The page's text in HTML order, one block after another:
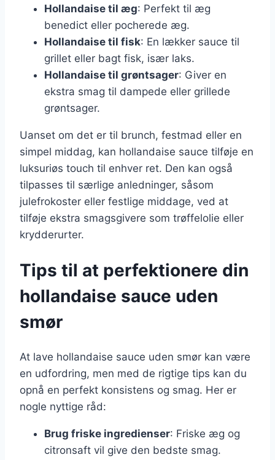
Hollandaise til æg: Perfekt til æg
benedict eller pocherede æg.
Hollandaise til fisk: En lækker sauce til
grillet eller bagt fisk, især laks.
Hollandaise til grøntsager: Giver en
ekstra smag til dampede eller grillede
grøntsager.
Uanset om det er til brunch, festmad eller en
simpel middag, kan hollandaise sauce tilføje en
luksuriøs touch til enhver ret. Den kan også
tilpasses til særlige anledninger, såsom
julefrokoster eller festlige middage, ved at
tilføje ekstra smagsgivere som trøffelolie eller
krydderurter.
Tips til at perfektionere din
hollandaise sauce uden
smør
At lave hollandaise sauce uden smør kan være
en udfordring, men med de rigtige tips kan du
opnå en perfekt konsistens og smag. Her er
nogle nyttige råd:
Brug friske ingredienser: Friske æg og
citronsaft vil give den bedste smag.